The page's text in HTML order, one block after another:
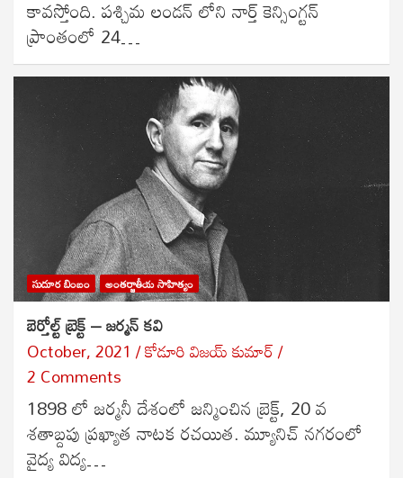
కావస్తోంది. పశ్చిమ లండన్ లోని నార్త్ కెన్సింగ్టన్
ప్రాంతంలో 24…
సుదూర బింబం అంతర్జాతీయ సాహిత్యం
బెర్తోల్ట్ బ్రెక్ట్ – జర్మన్ కవి
October, 2021 కోడూరి విజయ్ కుమార్
2 Comments
1898 లో జర్మనీ దేశంలో జన్మించిన బ్రెక్ట్, 20 వ
శతాబ్దపు ప్రఖ్యాత నాటక రచయిత. మ్యూనిచ్ నగరంలో
వైద్య విద్య…